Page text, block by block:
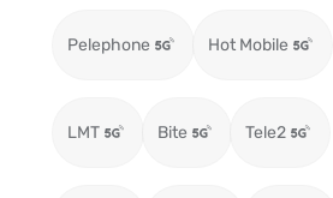
Pelephone Hot Mobile
LMT Bite Tele2